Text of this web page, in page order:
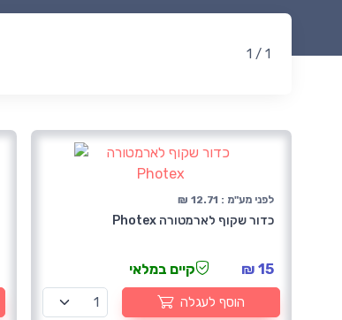
1 / 1
לפני מע"מ : 12.71 ₪
כדור שקוף לארמטורה Photex
15 ₪ קיים במלאי
הוסף לעגלה